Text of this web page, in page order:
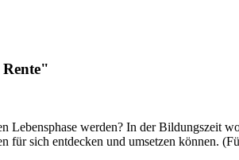
Lebensphase werden? In der Bildungszeit
sich entdecken und umsetzen können.